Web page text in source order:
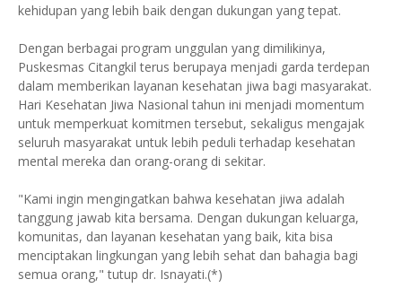
kehidupan yang lebih baik dengan dukungan yang tepat.
Dengan berbagai program unggulan yang dimilikinya,
Puskesmas Citangkil terus berupaya menjadi garda terdepan
dalam memberikan layanan kesehatan jiwa bagi masyarakat.
Hari Kesehatan Jiwa Nasional tahun ini menjadi momentum
untuk memperkuat komitmen tersebut, sekaligus mengajak
seluruh masyarakat untuk lebih peduli terhadap kesehatan
mental mereka dan orang-orang di sekitar.
"Kami ingin mengingatkan bahwa kesehatan jiwa adalah
tanggung jawab kita bersama. Dengan dukungan keluarga,
komunitas, dan layanan kesehatan yang baik, kita bisa
menciptakan lingkungan yang lebih sehat dan bahagia bagi
semua orang," tutup dr. Isnayati.(*)